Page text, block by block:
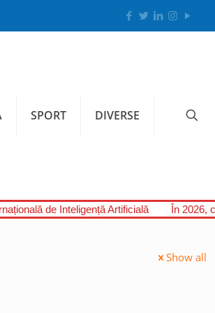
SPORT DIVERSE
de Inteligență Artificială În 2026,
Show all